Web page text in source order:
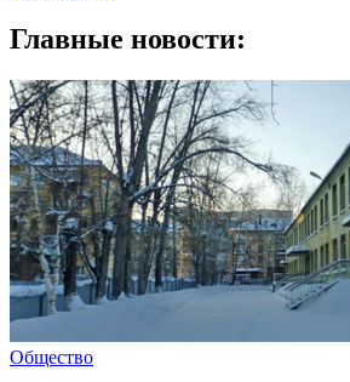
Главные новости:
Общество